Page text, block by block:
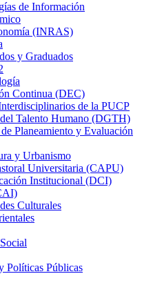
de Información
(INRAS)
y Graduados
Continua (DEC)
de la PUCP
Talento Humano (DGTH)
Planeamiento y Evaluación
y Urbanismo
Universitaria (CAPU)
Institucional (DCI)
Culturales
Políticas Públicas